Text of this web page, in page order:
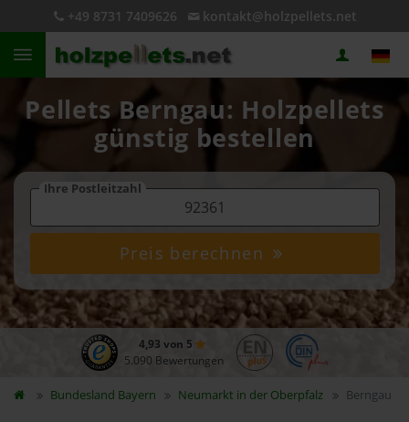
+49 8731 7409626 kontakt@holzpellets.net
Pellets Berngau: Holzpellets
günstig bestellen
Ihre Postleitzahl
Preis berechnen
4,93 von 5
5.090 Bewertungen
Bundesland Bayern Neumarkt in der Oberpfalz Berngau